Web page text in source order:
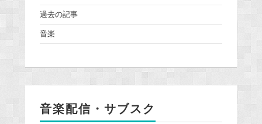
過去の記事
音楽
音楽配信・サブスク